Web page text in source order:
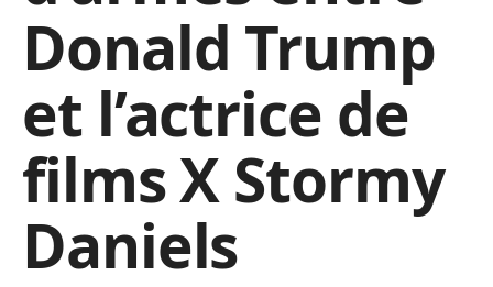
Donald Trump
et l’actrice de
films X Stormy
Daniels